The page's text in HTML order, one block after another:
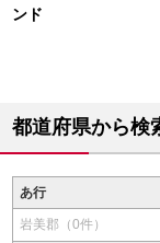
ンド
都道府県から検
あ行
岩美郡（0件）